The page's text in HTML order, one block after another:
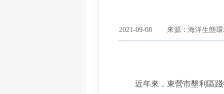
2021-09-08 來源：海洋生態
近年來，東營市墾利區